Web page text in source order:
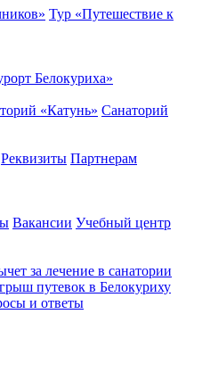
Тур «Путешествие к
Белокуриха»
«Катунь» Санаторий
Реквизиты Партнерам
Вакансии Учебный центр
за лечение в санатории
путевок в Белокуриху
и ответы